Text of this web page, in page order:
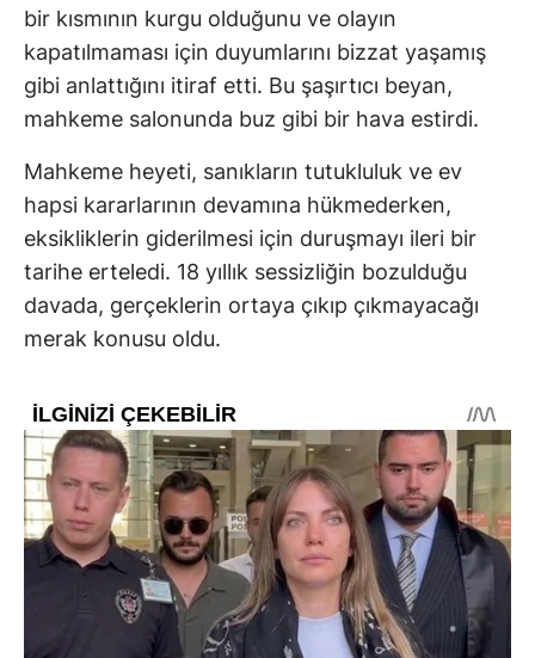
bir kısmının kurgu olduğunu ve olayın
kapatılmaması için duyumlarını bizzat yaşamış
gibi anlattığını itiraf etti. Bu şaşırtıcı beyan,
mahkeme salonunda buz gibi bir hava estirdi.
Mahkeme heyeti, sanıkların tutukluluk ve ev
hapsi kararlarının devamına hükmederken,
eksikliklerin giderilmesi için duruşmayı ileri bir
tarihe erteledi. 18 yıllık sessizliğin bozulduğu
davada, gerçeklerin ortaya çıkıp çıkmayacağı
merak konusu oldu.